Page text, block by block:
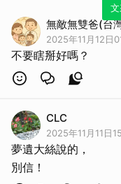
文
無敵無雙爸(台
2025年11月12日
不要瞎掰好嗎？
CLC
2025年11月11日
夢遺大絲說的，
別信！